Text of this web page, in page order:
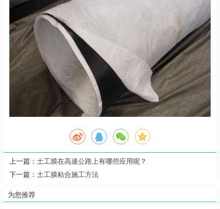
上一篇： 土工膜在高速公路上有哪些应用呢？
下一篇： 土工膜粘合施工方法
为您推荐